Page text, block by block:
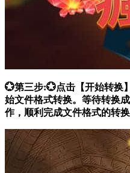
💮第三步:💮点击【开始转换
始文件格式转换。等待转换
作，顺利完成文件格式的转换